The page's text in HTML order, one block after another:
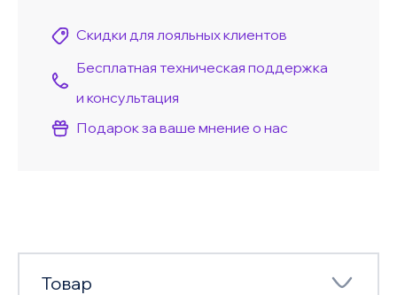
Скидки для лояльных клиентов
Бесплатная техническая поддержка
и консультация
Подарок за ваше мнение о нас
Товар